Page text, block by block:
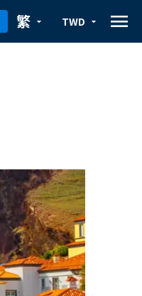
arrow_drop_down
繁 arrow_drop_down
TWD menu